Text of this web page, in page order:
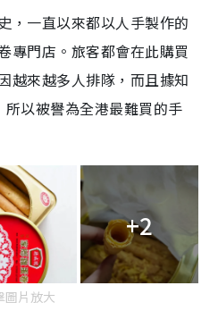
，一直以來都以人手製作的
專門店。旅客都會在此購買
越來越多人排隊，而且據知
以被譽為全港最難買的手
+2
圖片放大